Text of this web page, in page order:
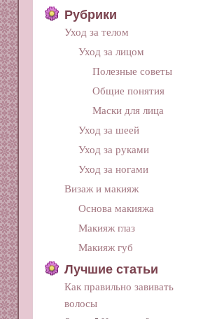
Рубрики
Уход за телом
Уход за лицом
Полезные советы
Общие понятия
Маски для лица
Уход за шеей
Уход за руками
Уход за ногами
Визаж и макияж
Основа макияжа
Макияж глаз
Макияж губ
Лучшие статьи
Как правильно завивать
волосы